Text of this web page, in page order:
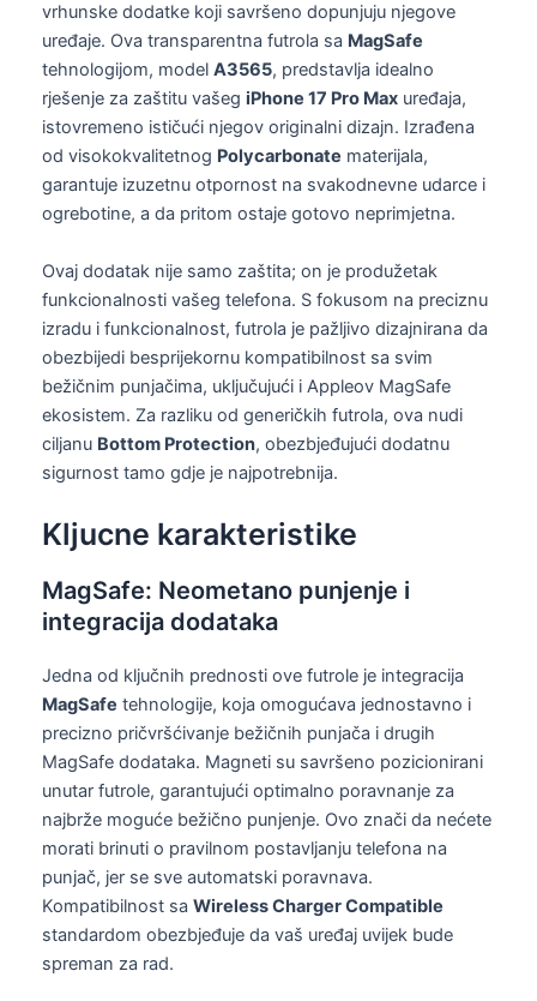
vrhunske dodatke koji savršeno dopunjuju njegove
uređaje. Ova transparentna futrola sa MagSafe
tehnologijom, model A3565, predstavlja idealno
rješenje za zaštitu vašeg iPhone 17 Pro Max uređaja,
istovremeno ističući njegov originalni dizajn. Izrađena
od visokokvalitetnog Polycarbonate materijala,
garantuje izuzetnu otpornost na svakodnevne udarce i
ogrebotine, a da pritom ostaje gotovo neprimjetna.
Ovaj dodatak nije samo zaštita; on je produžetak
funkcionalnosti vašeg telefona. S fokusom na preciznu
izradu i funkcionalnost, futrola je pažljivo dizajnirana da
obezbijedi besprijekornu kompatibilnost sa svim
bežičnim punjačima, uključujući i Appleov MagSafe
ekosistem. Za razliku od generičkih futrola, ova nudi
ciljanu Bottom Protection, obezbjeđujući dodatnu
sigurnost tamo gdje je najpotrebnija.
Kljucne karakteristike
MagSafe: Neometano punjenje i
integracija dodataka
Jedna od ključnih prednosti ove futrole je integracija
MagSafe tehnologije, koja omogućava jednostavno i
precizno pričvršćivanje bežičnih punjača i drugih
MagSafe dodataka. Magneti su savršeno pozicionirani
unutar futrole, garantujući optimalno poravnanje za
najbrže moguće bežično punjenje. Ovo znači da nećete
morati brinuti o pravilnom postavljanju telefona na
punjač, jer se sve automatski poravnava.
Kompatibilnost sa Wireless Charger Compatible
standardom obezbjeđuje da vaš uređaj uvijek bude
spreman za rad.